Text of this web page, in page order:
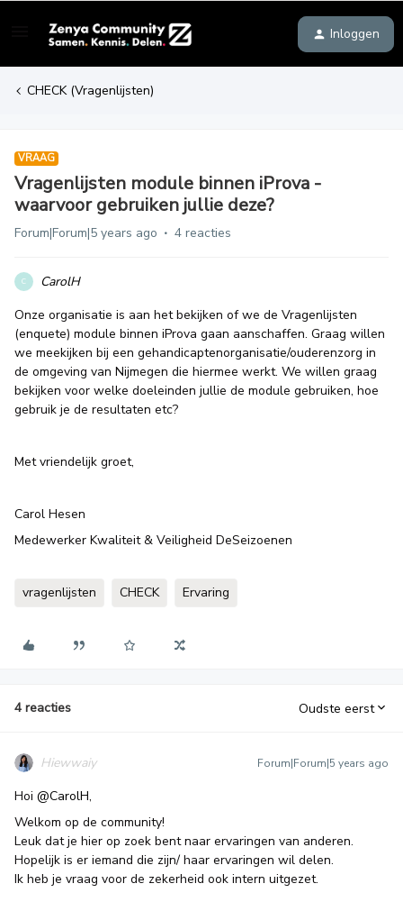
Inloggen
CHECK (Vragenlijsten)
VRAAG
Vragenlijsten module binnen iProva -
waarvoor gebruiken jullie deze?
Forum|Forum|5 years ago 4 reacties
C
CarolH
Onze organisatie is aan het bekijken of we de Vragenlijsten
(enquete) module binnen iProva gaan aanschaffen. Graag willen
we meekijken bij een gehandicaptenorganisatie/ouderenzorg in
de omgeving van Nijmegen die hiermee werkt. We willen graag
bekijken voor welke doeleinden jullie de module gebruiken, hoe
gebruik je de resultaten etc?
Met vriendelijk groet,
Carol Hesen
Medewerker Kwaliteit & Veiligheid DeSeizoenen
vragenlijsten CHECK Ervaring
4 reacties Oudste eerst
Hiewwaiy Forum|Forum|5 years ago
Hoi @CarolH,
Welkom op de community!
Leuk dat je hier op zoek bent naar ervaringen van anderen.
Hopelijk is er iemand die zijn/ haar ervaringen wil delen.
Ik heb je vraag voor de zekerheid ook intern uitgezet.